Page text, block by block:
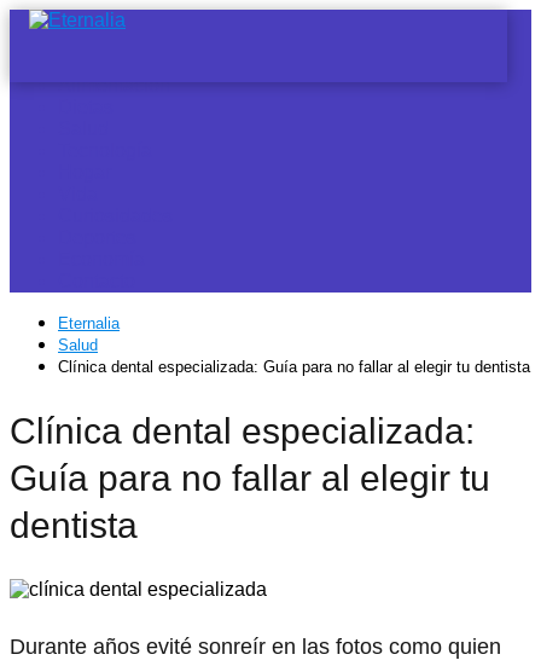
Alimentación
Eternalia
Salud
Clínica dental especializada: Guía para no fallar al elegir tu dentista
Clínica dental especializada:
Guía para no fallar al elegir tu
dentista
Durante años evité sonreír en las fotos como quien